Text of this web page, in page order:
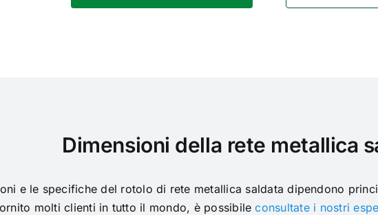
Dimensioni della rete metallica
e le specifiche del rotolo di rete metallica saldata dipendono
molti clienti in tutto il mondo, è possibileconsultate i nostri